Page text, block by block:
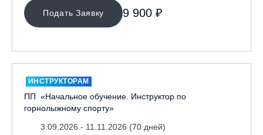
Подать Заявку 9 900 ₽
ИНСТРУКТОРАМ
ПП «Начальное обучение. Инструктор по
горнолыжному спорту»
3.09.2026 - 11.11.2026 (70 дней)